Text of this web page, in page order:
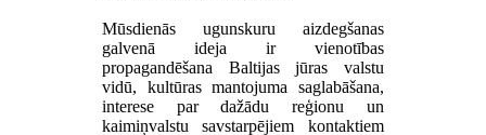
Mūsdienās ugunskuru aizdegšanas
galvenā ideja ir vienotības
propagandēšana Baltijas jūras valstu
vidū, kultūras mantojuma saglabāšana,
interese par dažādu reģionu un
kaimiņvalstu savstarpējiem kontaktiem